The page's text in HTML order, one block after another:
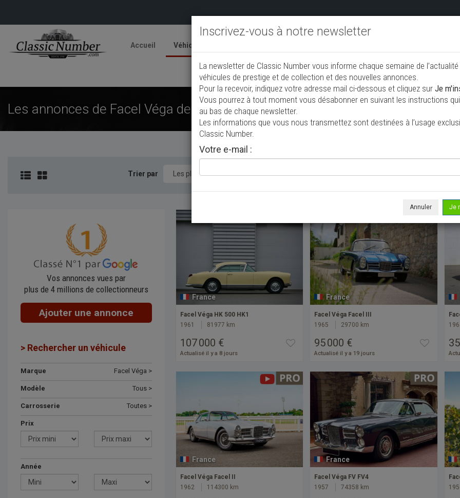
Accueil Véhicules
Ajouter une annonce
Les annonces de Facel Véga de collection à vendre
Trier par
Vos annonces vues par
plus de 4 millions de collectionneurs
Ajouter une annonce
> Rechercher un véhicule
Marque Facel Véga >
Modèle Tous >
Carrosserie Toutes >
Prix
Année
France
Facel Véga HK 500 HK1
1961
81977 km
107 000 €
Actualisé il y a 8 jours
France
Facel Véga Facel III
1965
29700 km
95 000 €
Actualisé il y a 19 jours
France
Facel Véga Facel II
1962
114300 km
France
Facel Véga FV FV4
1957
74358 km
Inscrivez-vous à notre newsletter
La newsletter de Classic Number vous informe chaque semaine de
véhicules de prestige et de collection et des nouvelles annonces.
Pour la recevoir, indiquez votre adresse mail ci-dessous et cliquez sur Je
Vous pourrez à tout moment vous désabonner en suivant les instructions
au bas de chaque newsletter.
Les informations que vous nous transmettez sont destinées à l’usage
Classic Number.
Votre e-mail :
Annuler Je